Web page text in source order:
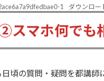
1 ダウンロー
スマホ何でも
頃の質問・疑問を都講師